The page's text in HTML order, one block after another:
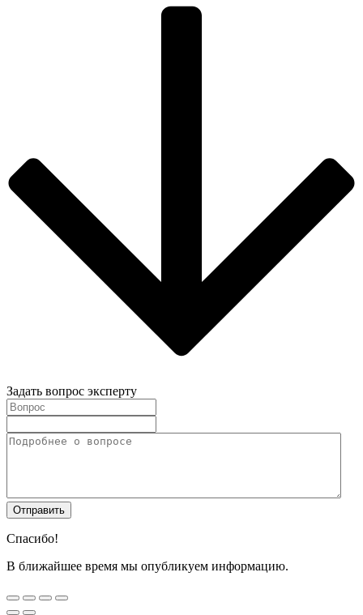
Задать вопрос эксперту
Спасибо!
В ближайшее время мы опубликуем информацию.